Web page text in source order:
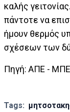
καλής
πάντοτε να
ήμουν θερμός
σχέσεων των
Πηγή: ΑΠΕ - ΜΠΕ
Tags: